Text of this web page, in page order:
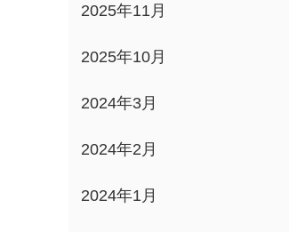
2025年11月
2025年10月
2024年3月
2024年2月
2024年1月